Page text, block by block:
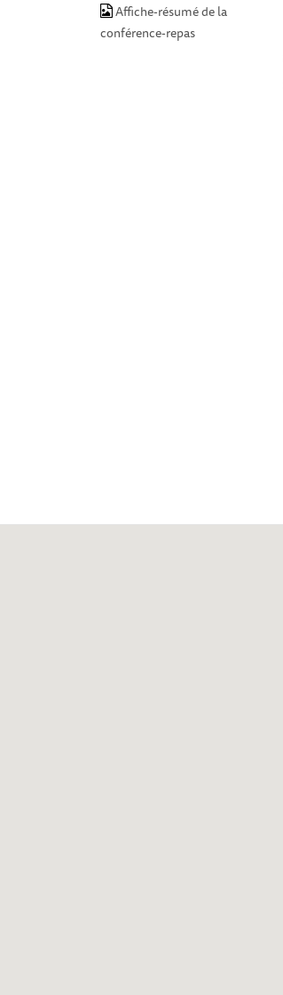
Affiche-résumé de la
conférence-repas